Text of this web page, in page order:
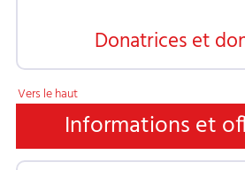
Donatrices et
Vers le haut
Informations et